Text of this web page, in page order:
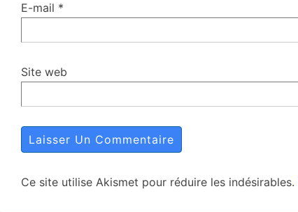
E-mail *
Site web
Ce site utilise Akismet pour réduire les indésirables.